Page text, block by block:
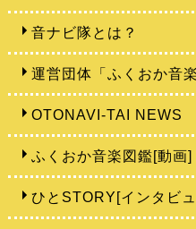
音ナビ隊とは？
運営団体「ふくおか音
OTONAVI-TAI NEWS
ふくおか音楽図鑑[動画]
ひとSTORY[インタビ